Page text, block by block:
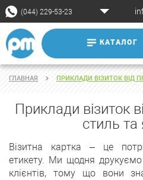
(044) 229-53-23
КАТАЛОГ
ГЛАВНАЯ ПРИКЛАДИ ВІЗИТОК ВІД
Приклади візиток
стиль та
Візитна картка – це
етикету. Ми щодня друкуємо
клієнтів, тому що вони